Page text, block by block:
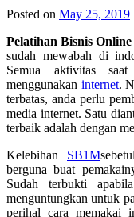
Posted on May 25, 2019
Pelatihan Bisnis
sudah mewabah di
Semua aktivitas
menggunakan internet.
terbatas, anda perlu
media internet. Satu
terbaik adalah dengan
Kelebihan SB1M
berguna buat
Sudah terbukti
menguntungkan untuk
perihal cara memakai